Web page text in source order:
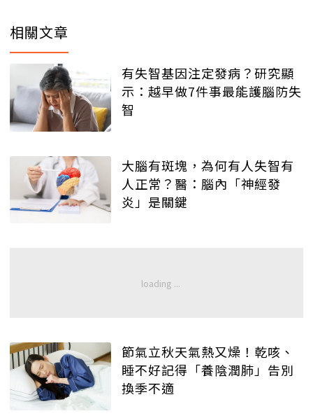
相關文章
有失智基因注定發病？研究顯
示：越早做7件事最能護腦防失
智
大腦有斑塊，為何有人失智有
人正常？醫：腦內「神經發
炎」是關鍵
節氣立秋天氣熱又燥！乾咳、
睡不好記得「養陰潤肺」告別
換季不適